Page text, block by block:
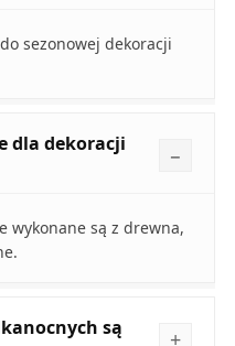
sezonowej dekoracji
dla dekoracji
wykonane są z drewna,
są